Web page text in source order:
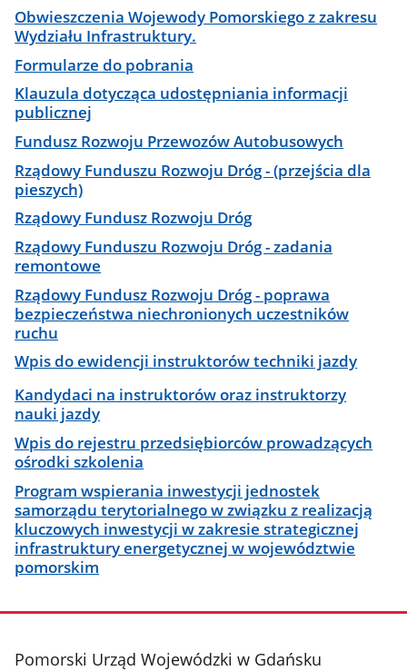
Obwieszczenia Wojewody Pomorskiego z zakresu
Wydziału Infrastruktury.
Formularze do pobrania
Klauzula dotycząca udostępniania informacji
publicznej
Fundusz Rozwoju Przewozów Autobusowych
Rządowy Funduszu Rozwoju Dróg - (przejścia dla
pieszych)
Rządowy Fundusz Rozwoju Dróg
Rządowy Funduszu Rozwoju Dróg - zadania
remontowe
Rządowy Fundusz Rozwoju Dróg - poprawa
bezpieczeństwa niechronionych uczestników
ruchu
Wpis do ewidencji instruktorów techniki jazdy
Kandydaci na instruktorów oraz instruktorzy
nauki jazdy
Wpis do rejestru przedsiębiorców prowadzących
ośrodki szkolenia
Program wspierania inwestycji jednostek
samorządu terytorialnego w związku z realizacją
kluczowych inwestycji w zakresie strategicznej
infrastruktury energetycznej w województwie
pomorskim
stopka
Pomorski Urząd Wojewódzki w Gdańsku